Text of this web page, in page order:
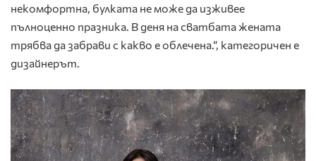
некомфортна, булката не може да изживее
пълноценно празника. В деня на сватбата жената
трябва да забрави с какво е облечена.“, категоричен е
дизайнерът.